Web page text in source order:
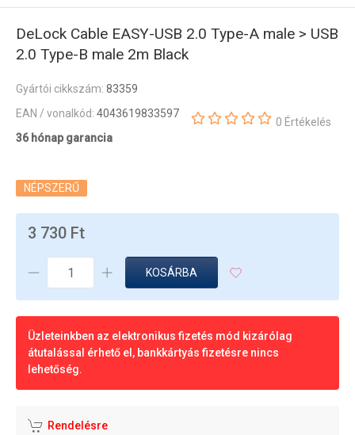
DeLock Cable EASY-USB 2.0 Type-A male > USB
2.0 Type-B male 2m Black
Gyártói cikkszám: 83359
EAN / vonalkód: 4043619833597
36 hónap garancia
0 Értékelés
NÉPSZERŰ
3 730 Ft
KOSÁRBA
Üzleteinkben az elektronikus fizetés mód kizárólag
átutalással érhető el, bankkártyás fizetésre nincs
lehetőség.
Rendelésre